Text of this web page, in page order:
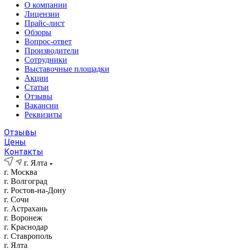
О компании
Лицензии
Прайс-лист
Обзоры
Вопрос-ответ
Производители
Сотрудники
Выставочные площадки
Акции
Статьи
Отзывы
Вакансии
Реквизиты
Отзывы
Цены
Контакты
г. Ялта
г. Москва
г. Волгоград
г. Ростов-на-Дону
г. Сочи
г. Астрахань
г. Воронеж
г. Краснодар
г. Ставрополь
г. Ялта